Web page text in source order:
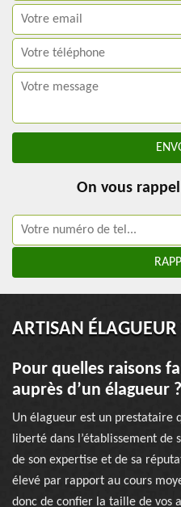
On vous
ARTISAN
Pour quelles raisons
auprès d’un élagueur ?
Un élagueur est un prestataire
liberté dans l’établissement
de son expertise et de sa
élevé par rapport au cours
donc de confier la taille de vos